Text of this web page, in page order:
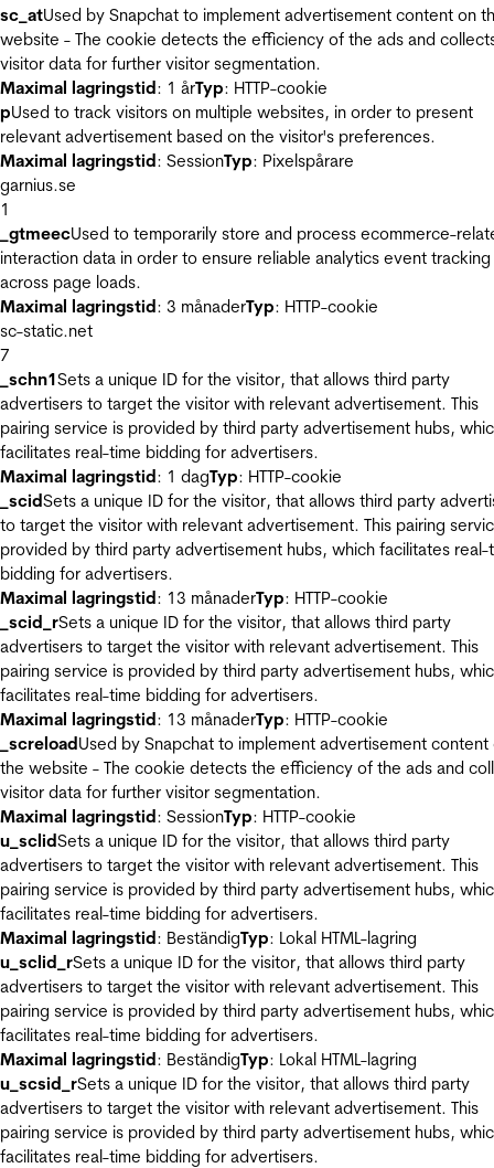
sc_atUsed by Snapchat to implement advertisement content on
website - The cookie detects the efficiency of the ads and
visitor data for further visitor segmentation.
Maximal lagringstid: 1 årTyp: HTTP-cookie
pUsed to track visitors on multiple websites, in order to present
relevant advertisement based on the visitor's preferences.
Maximal lagringstid: SessionTyp: Pixelspårare
garnius.se
1
_gtmeecUsed to temporarily store and process ecommerce-
interaction data in order to ensure reliable analytics event tracking
across page loads.
Maximal lagringstid: 3 månaderTyp: HTTP-cookie
sc-static.net
7
_schn1Sets a unique ID for the visitor, that allows third party
advertisers to target the visitor with relevant advertisement. This
pairing service is provided by third party advertisement hubs,
facilitates real-time bidding for advertisers.
Maximal lagringstid: 1 dagTyp: HTTP-cookie
_scidSets a unique ID for the visitor, that allows third party
to target the visitor with relevant advertisement. This pairing
provided by third party advertisement hubs, which facilitates real-
bidding for advertisers.
Maximal lagringstid: 13 månaderTyp: HTTP-cookie
_scid_rSets a unique ID for the visitor, that allows third party
advertisers to target the visitor with relevant advertisement. This
pairing service is provided by third party advertisement hubs,
facilitates real-time bidding for advertisers.
Maximal lagringstid: 13 månaderTyp: HTTP-cookie
_screloadUsed by Snapchat to implement advertisement content
the website - The cookie detects the efficiency of the ads and
visitor data for further visitor segmentation.
Maximal lagringstid: SessionTyp: HTTP-cookie
u_sclidSets a unique ID for the visitor, that allows third party
advertisers to target the visitor with relevant advertisement. This
pairing service is provided by third party advertisement hubs,
facilitates real-time bidding for advertisers.
Maximal lagringstid: BeständigTyp: Lokal HTML-lagring
u_sclid_rSets a unique ID for the visitor, that allows third party
advertisers to target the visitor with relevant advertisement. This
pairing service is provided by third party advertisement hubs,
facilitates real-time bidding for advertisers.
Maximal lagringstid: BeständigTyp: Lokal HTML-lagring
u_scsid_rSets a unique ID for the visitor, that allows third party
advertisers to target the visitor with relevant advertisement. This
pairing service is provided by third party advertisement hubs,
facilitates real-time bidding for advertisers.